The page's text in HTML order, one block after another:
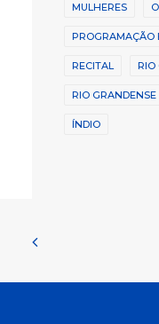
MULHERES
PROGRAMAÇÃO
RECITAL RIO
RIO GRANDENSE
ÍNDIO